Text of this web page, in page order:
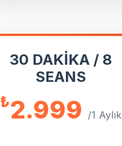
30 DAKİKA / 8
SEANS
₺2.999 /1 Aylık